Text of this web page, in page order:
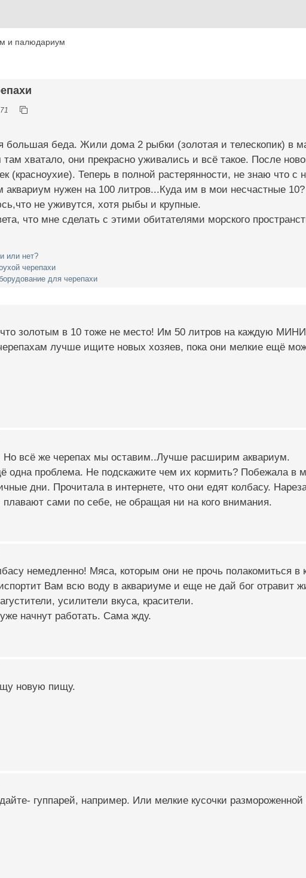
и палюдариум
большая беда. Жили дома 2 рыбки (золотая и телескопик) в
хватало, они прекрасно уживались и всё такое. После
(красноухие). Теперь в полной растерянности, не знаю что с
аквариум нужен на 100 литров...Куда им в мои несчастные
не уживутся, хотя рыбы и крупные.
что мне сделать с этими обитателями морского
или нет?
черепахи
для черепахи
что золотым в 10 тоже не место! Им 50 литров на каждую
лучше ищите новых хозяев, пока они мелкие ещё
Но всё же черепах мы оставим..Лучше расширим аквариум.
одна проблема. Не подскажите чем их кормить? Побежала в
дни. Прочитала в интернете, что они едят колбасу.
плавают сами по себе, не обращая ни на кого внимания.
немедленно! Мяса, которым они не прочь полакомиться в
Вам всю воду в аквариуме и еще не дай бог отравит
усилители вкуса, красители.
начнут работать. Сама жду.
новую пищу.
гуппарей, например. Или мелкие кусочки